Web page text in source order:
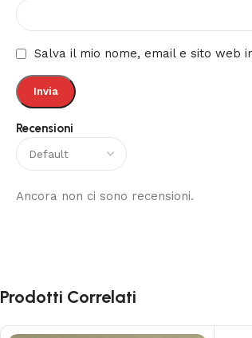
Recensioni
Ancora non ci sono recensioni.
Salva il mio nome, email e sito web
Prodotti Correlati